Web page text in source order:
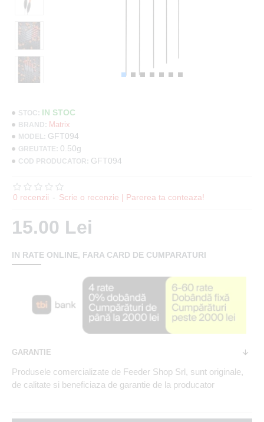
STOC: IN STOC
BRAND: Matrix
MODEL: GFT094
GREUTATE: 0.50g
COD PRODUCATOR: GFT094
0 recenzii - Scrie o recenzie | Parerea ta conteaza!
15.00 Lei
IN RATE ONLINE, FARA CARD DE CUMPARATURI
GARANTIE
Produsele comercializate de Feeder Shop Srl, sunt originale,
de calitate si beneficiaza de garantie de la producator